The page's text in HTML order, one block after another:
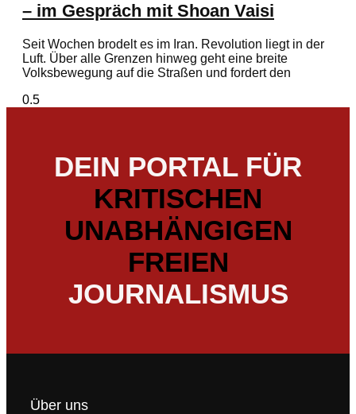
– im Gespräch mit Shoan Vaisi
Seit Wochen brodelt es im Iran. Revolution liegt in der
Luft. Über alle Grenzen hinweg geht eine breite
Volksbewegung auf die Straßen und fordert den
DEIN PORTAL FÜR
KRITISCHEN
UNABHÄNGIGEN
FREIEN
JOURNALISMUS
Über uns